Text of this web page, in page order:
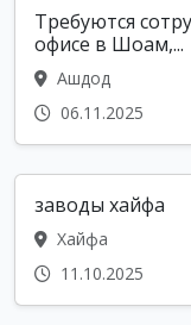
Требуются
офисе в Шоам,...
Ашдод
06.11.2025
заводы хайфа
Хайфа
11.10.2025